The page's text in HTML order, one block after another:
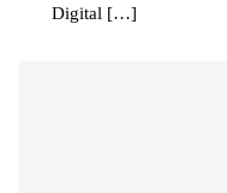
Digital […]